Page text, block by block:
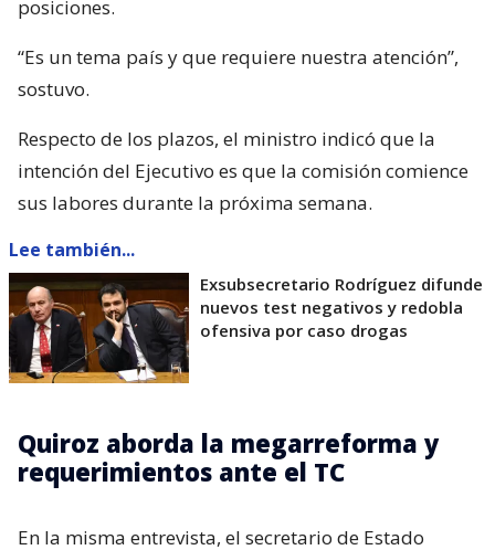
posiciones.
“Es un tema país y que requiere nuestra atención”,
sostuvo.
Respecto de los plazos, el ministro indicó que la
intención del Ejecutivo es que la comisión comience
sus labores durante la próxima semana.
Lee también...
Exsubsecretario Rodríguez difunde
nuevos test negativos y redobla
ofensiva por caso drogas
Quiroz aborda la megarreforma y
requerimientos ante el TC
En la misma entrevista, el secretario de Estado